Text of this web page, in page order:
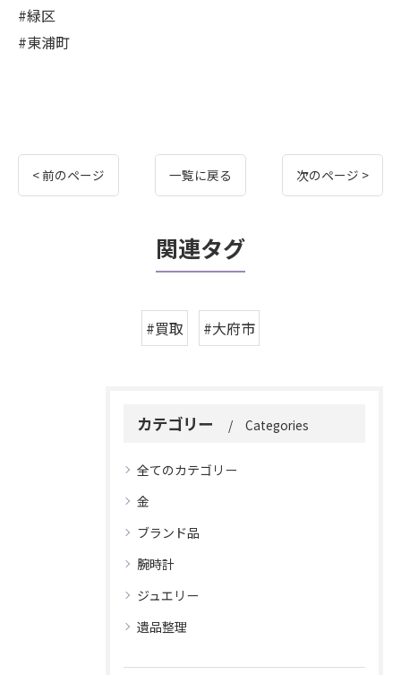
#緑区
#東浦町
< 前のページ 一覧に戻る 次のページ >
関連タグ
#買取 #大府市
カテゴリー Categories
全てのカテゴリー
金
ブランド品
腕時計
ジュエリー
遺品整理